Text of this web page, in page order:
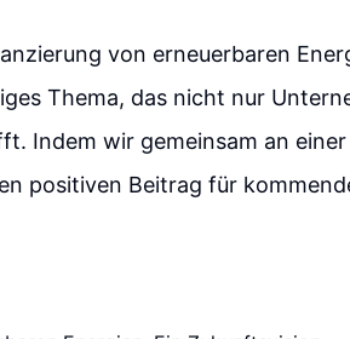
von erneuerbaren
Thema, das nicht nur
Indem wir gemeinsam an
positiven Beitrag für